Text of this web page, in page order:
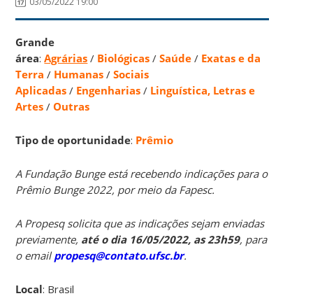
Grande
área:Agrárias / Biológicas /Saúde / Exatas e da
Terra / Humanas /Sociais
Aplicadas / Engenharias / Linguística, Letras e
Artes /Outras
Tipo de oportunidade: Prêmio
A Fundação Bunge está recebendo indicações para o
Prêmio Bunge 2022, por meio da Fapesc.
A Propesq solicita que as indicações sejam enviadas
previamente, até o dia 16/05/2022, as 23h59, para
o emailpropesq@contato.ufsc.br.
Local: Brasil